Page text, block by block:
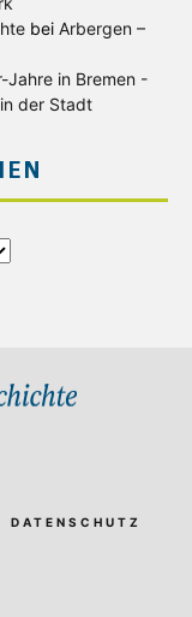
bei Arbergen –
Jahre in Bremen -
der Stadt
DATENSCHUTZ